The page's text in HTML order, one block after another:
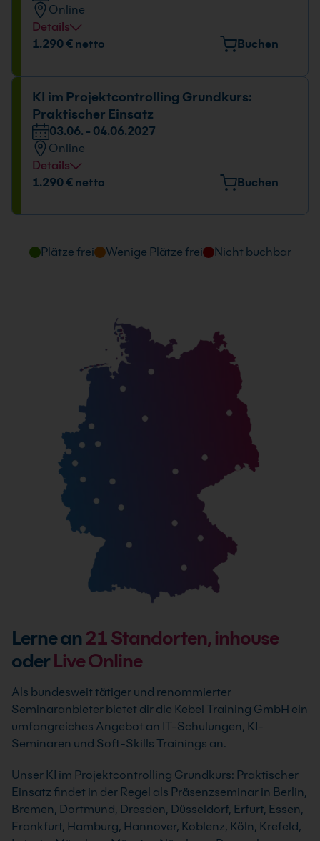
Online
Details
1.290 € netto
Buchen
KI im Projektcontrolling Grundkurs:
Praktischer Einsatz
03.06. - 04.06.2027
Online
Details
1.290 € netto
Buchen
Plätze frei Wenige Plätze frei Nicht buchbar
Lerne an 21Standorten, inhouse
oderLive Online
Als bundesweit tätiger und renommierter
Seminaranbieter bietet dir die Kebel Training GmbH ein
umfangreiches Angebot an IT-Schulungen, KI-
Seminaren und Soft-Skills Trainings an.
Unser KI im Projektcontrolling Grundkurs: Praktischer
Einsatz findet in der Regel als Präsenzseminar in Berlin,
Bremen, Dortmund, Dresden, Düsseldorf, Erfurt, Essen,
Frankfurt, Hamburg, Hannover, Koblenz, Köln, Krefeld,